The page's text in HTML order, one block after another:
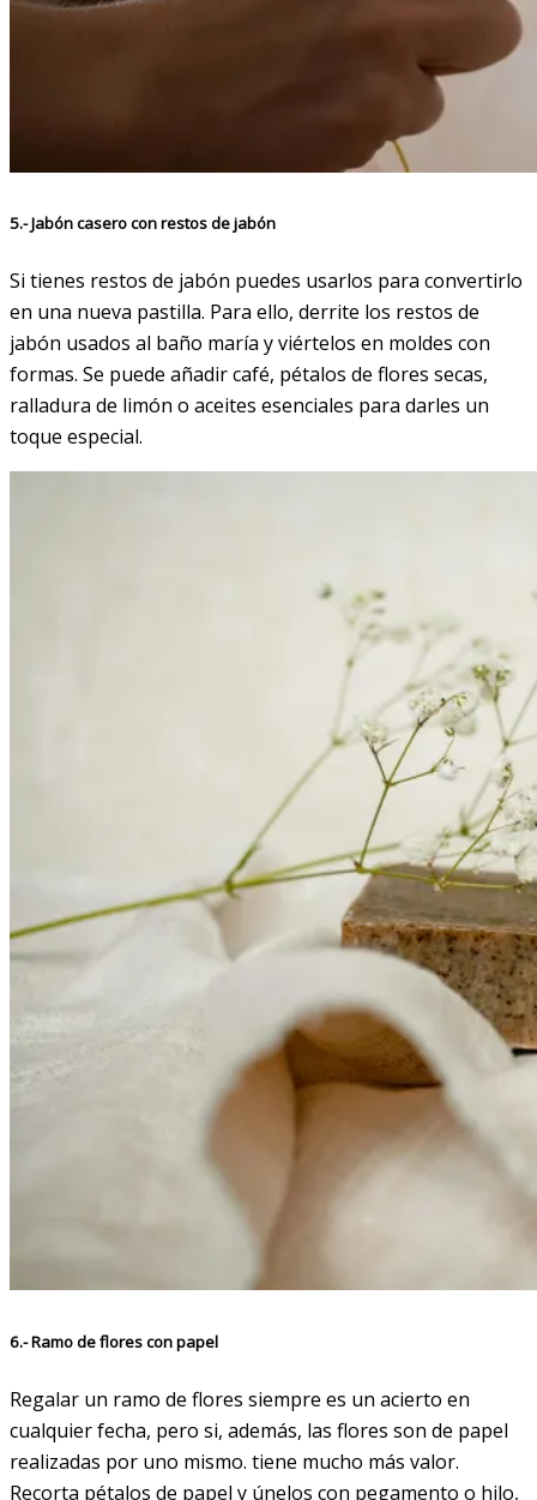
5.- Jabón casero con restos de jabón
Si tienes restos de jabón puedes usarlos para convertirlo
en una nueva pastilla. Para ello, derrite los restos de
jabón usados al baño maría y viértelos en moldes con
formas. Se puede añadir café, pétalos de flores secas,
ralladura de limón o aceites esenciales para darles un
toque especial.
6.- Ramo de flores con papel
Regalar un ramo de flores siempre es un acierto en
cualquier fecha, pero si, además, las flores son de papel
realizadas por uno mismo. tiene mucho más valor.
Recorta pétalos de papel y únelos con pegamento o hilo,